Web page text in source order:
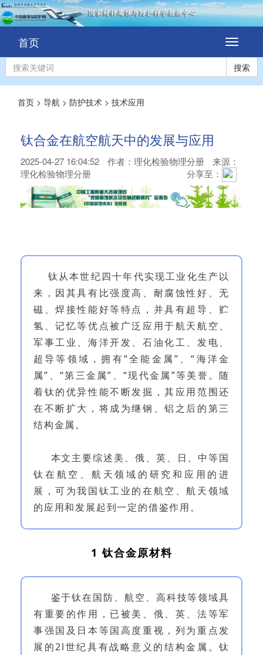
切
换
导
航
首页
搜索
首页 > 导航 > 防护技术 > 技术应用
钛合金在航空航天中的发展与应用
2025-04-27 16:04:52 作者： 理化检验物理分册
来源：
理化检验物理分册
分享至：
钛从本世纪四十年代实现工业化生产以
来，因其具有比强度高、耐腐蚀性好、无
磁、焊接性能好等特点，并具有超导、贮
氢、记忆等优点被广泛应用于航天航空、
军事工业、海洋开发、石油化工、发电、
超导等领域，拥有“全能金属”、“海洋金
属”、“第三金属”、“现代金属”等美誉。随
着钛的优异性能不断发掘，其应用范围还
在不断扩大，将成为继钢、铝之后的第三
结构金属。
本文主要综述美、俄、英、日、中等国
钛在航空、航天领域的研究和应用的进
展，可为我国钛工业的在航空、航天领域
的应用和发展起到一定的借鉴作用。
1 钛合金原材料
鉴于钛在国防、航空、高科技等领域具
有重要的作用，已被美、俄、英、法等军
事强国及日本等国高度重视，列为重点发
展的2l世纪具有战略意义的结构金属。钛